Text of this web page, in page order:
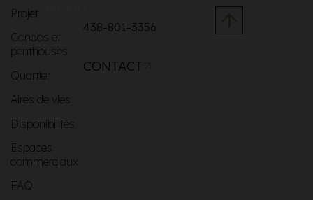
Projet
Condos et
penthouses
Quartier
Aires de vies
Disponibilités
Espaces
commerciaux
FAQ
438-801-3356
CONTACT